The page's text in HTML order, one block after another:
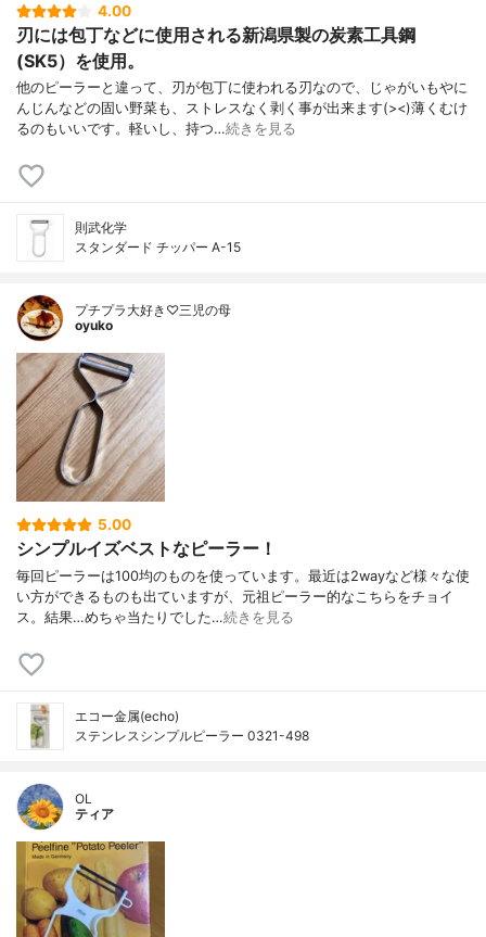
4.00
刃には包丁などに使用される新潟県製の炭素工具鋼
(SK5）を使用。
他のピーラーと違って、刃が包丁に使われる刃なので、じゃがいもやに
んじんなどの固い野菜も、ストレスなく剥く事が出来ます(><)薄くむけ
るのもいいです。軽いし、持つ…続きを見る
則武化学
スタンダード チッパー A-15
プチプラ大好き♡三児の母
oyuko
5.00
シンプルイズベストなピーラー！
毎回ピーラーは100均のものを使っています。最近は2wayなど様々な使
い方ができるものも出ていますが、元祖ピーラー的なこちらをチョイ
ス。結果…めちゃ当たりでした…続きを見る
エコー金属(echo)
ステンレスシンプルピーラー 0321-498
OL
ティア